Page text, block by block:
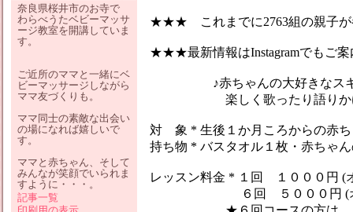
★★★ これまでに2763組の親子が
★★★最新情報はInstagramでもご案
♪赤ちゃんの大好きなスキン
楽しく歌ったり語りかけな
対 象 * 生後１か月ころからの赤ち
持ち物 * バスタオル１枚・赤ちゃ
レッスン料金 * １回 １０００円 (
６回 ５０００円 (オイ
奈良県桜井市のお寺で
わらべうたベビーマッサ
ージ教室を開講していま
す。
ご近所のママと一緒にベ
ビーマッサージしながら
ママ友づくりも。
ママ同士の素敵な出会い
の場になれば嬉しいで
す。
ママと赤ちゃん、そして
みんなが笑顔でいられま
すように・・・。
記事一覧